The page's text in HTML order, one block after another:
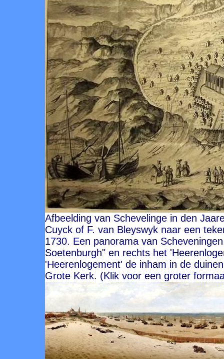
Afbeelding van Schevelinge in den
Cuyck of F. van Bleyswyk naar een
1730. Een panorama van
Soetenburgh" en rechts het
'Heerenlogement' de inham in de
Grote Kerk. (Klik voor een groter